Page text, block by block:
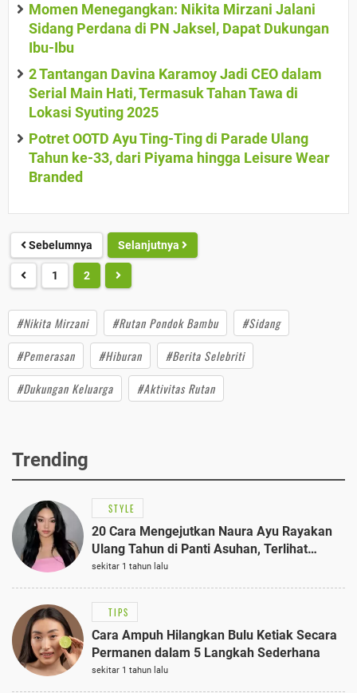
Momen Menegangkan: Nikita Mirzani Jalani
Sidang Perdana di PN Jaksel, Dapat Dukungan
Ibu-Ibu
2 Tantangan Davina Karamoy Jadi CEO dalam
Serial Main Hati, Termasuk Tahan Tawa di
Lokasi Syuting 2025
Potret OOTD Ayu Ting-Ting di Parade Ulang
Tahun ke-33, dari Piyama hingga Leisure Wear
Branded
Sebelumnya Selanjutnya
1 2
#Nikita Mirzani #Rutan Pondok Bambu
#Sidang
#Pemerasan
#Hiburan
#Berita Selebriti
#Dukungan Keluarga
#Aktivitas Rutan
Trending
STYLE
20 Cara Mengejutkan Naura Ayu Rayakan
Ulang Tahun di Panti Asuhan, Terlihat
Anggun dengan Kaftan Cokelat
sekitar 1 tahun lalu
TIPS
Cara Ampuh Hilangkan Bulu Ketiak Secara
Permanen dalam 5 Langkah Sederhana
sekitar 1 tahun lalu